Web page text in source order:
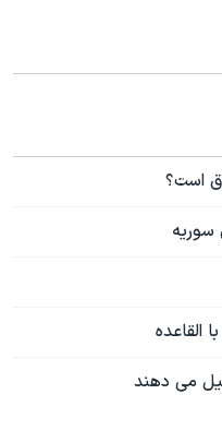
است؟
سوریه
القاعده
می دهند